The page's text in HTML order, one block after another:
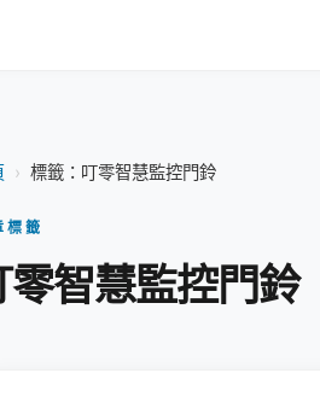
› 標籤：叮零智慧監控門鈴
標籤
零智慧監控門鈴